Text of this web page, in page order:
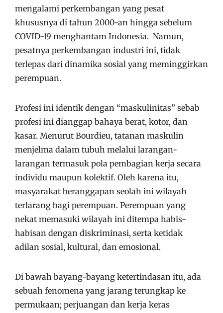
mengalami perkembangan yang pesat
khususnya di tahun 2000-an hingga sebelum
COVID-19 menghantam Indonesia. Namun,
pesatnya perkembangan industri ini, tidak
terlepas dari dinamika sosial yang meminggirkan
perempuan.
Profesi ini identik dengan “maskulinitas” sebab
profesi ini dianggap bahaya berat, kotor, dan
kasar. Menurut Bourdieu, tatanan maskulin
menjelma dalam tubuh melalui larangan-
larangan termasuk pola pembagian kerja secara
individu maupun kolektif. Oleh karena itu,
masyarakat beranggapan seolah ini wilayah
terlarang bagi perempuan. Perempuan yang
nekat memasuki wilayah ini ditempa habis-
habisan dengan diskriminasi, serta ketidak
adilan sosial, kultural, dan emosional.
Di bawah bayang-bayang ketertindasan itu, ada
sebuah fenomena yang jarang terungkap ke
permukaan; perjuangan dan kerja keras